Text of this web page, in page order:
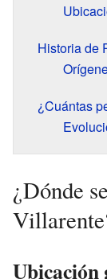
Historia de
¿Cuántas
¿Dónde
Ubicación